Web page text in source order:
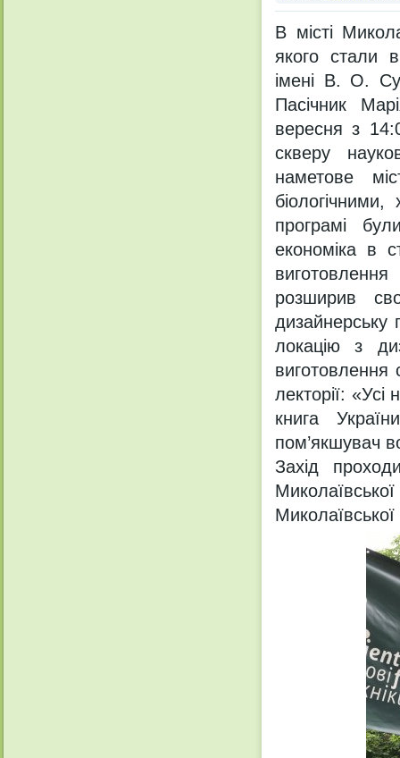
В місті
якого стали
імені В. О.
Пасічник
вересня з
скверу
наметове
програмі
економіка в
розширив
дизайнерську
локацію з
виготовлення
лекторії:
книга
пом’якшувач
Захід
Миколаївської